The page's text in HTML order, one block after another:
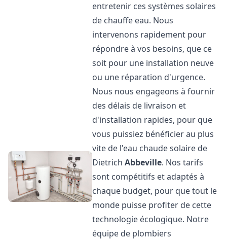
entretenir ces systèmes solaires
de chauffe eau. Nous
intervenons rapidement pour
répondre à vos besoins, que ce
soit pour une installation neuve
ou une réparation d'urgence.
Nous nous engageons à fournir
des délais de livraison et
d'installation rapides, pour que
vous puissiez bénéficier au plus
vite de l'eau chaude solaire de
DietrichAbbeville. Nos tarifs
sont compétitifs et adaptés à
chaque budget, pour que tout le
monde puisse profiter de cette
technologie écologique. Notre
équipe de plombiers